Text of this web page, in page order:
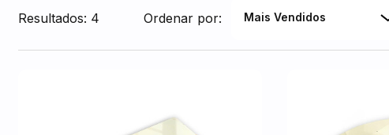
Resultados: 4 Ordenar por: Mais Vendidos